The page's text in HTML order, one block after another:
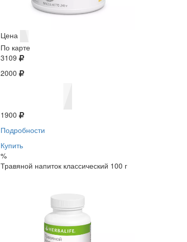
Цена
По карте
3109
2000
1900
Подробности
Купить
%
Травяной напиток классический 100 г